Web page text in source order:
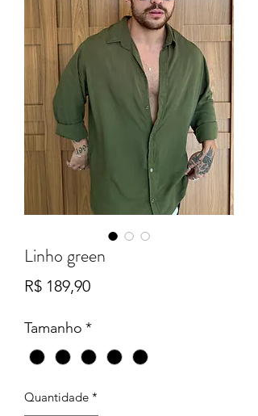
Linho green
R$ 189,90Preço
Tamanho *
Quantidade *